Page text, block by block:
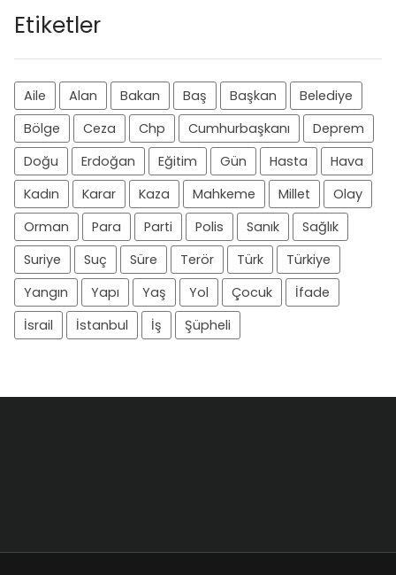
Etiketler
Aile Alan Bakan Baş Başkan
Belediye
Bölge
Ceza Chp Cumhurbaşkanı
Deprem
Doğu
Erdoğan Eğitim Gün Hasta
Hava
Kadın
Karar Kaza Mahkeme Millet
Olay
Orman
Para Parti Polis Sanık
Sağlık
Suriye
Suç Süre Terör Türk
Türkiye
Yangın
Yapı Yaş Yol Çocuk
İfade
İsrail
İstanbul İş Şüpheli